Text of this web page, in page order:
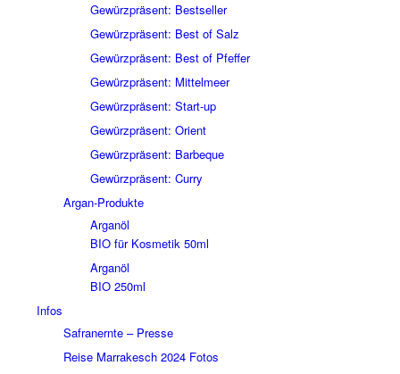
Gewürzpräsent: Bestseller
Gewürzpräsent: Best of Salz
Gewürzpräsent: Best of Pfeffer
Gewürzpräsent: Mittelmeer
Gewürzpräsent: Start-up
Gewürzpräsent: Orient
Gewürzpräsent: Barbeque
Gewürzpräsent: Curry
Argan-Produkte
Arganöl
BIO für Kosmetik 50ml
Arganöl
BIO 250ml
Infos
Safranernte – Presse
Reise Marrakesch 2024 Fotos